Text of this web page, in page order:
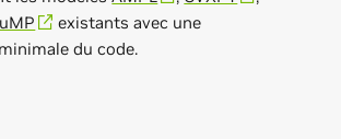
existants avec une
du code.